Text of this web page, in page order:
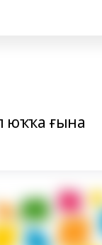
юҡҡа ғына